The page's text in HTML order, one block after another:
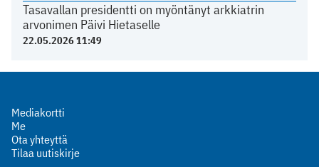
Tasavallan presidentti on myöntänyt arkkiatrin
arvonimen Päivi Hietaselle
22.05.2026 11:49
Mediakortti
Me
Ota yhteyttä
Tilaa uutiskirje